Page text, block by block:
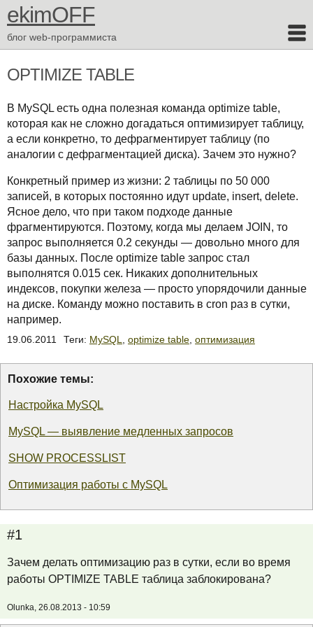
ekimOFF
блог web-программиста
OPTIMIZE TABLE
В MySQL есть одна полезная команда optimize table,
которая как не сложно догадаться оптимизирует таблицу,
а если конкретно, то дефрагментирует таблицу (по
аналогии с дефрагментацией диска). Зачем это нужно?
Конкретный пример из жизни: 2 таблицы по 50 000
записей, в которых постоянно идут update, insert, delete.
Ясное дело, что при таком подходе данные
фрагментируются. Поэтому, когда мы делаем JOIN, то
запрос выполняется 0.2 секунды — довольно много для
базы данных. После optimize table запрос стал
выполнятся 0.015 сек. Никаких дополнительных
индексов, покупки железа — просто упорядочили данные
на диске. Команду можно поставить в cron раз в сутки,
например.
19.06.2011 Теги: MySQL optimize table оптимизация
Похожие темы:
Настройка MySQL
MySQL — выявление медленных запросов
SHOW PROCESSLIST
Оптимизация работы с MySQL
#1
Зачем делать оптимизацию раз в сутки, если во время
работы OPTIMIZE TABLE таблица заблокирована?
Olunka, 26.08.2013 - 10:59